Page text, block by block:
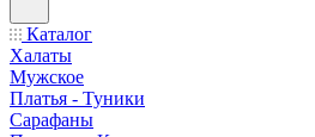
Каталог
Халаты
Мужское
Платья - Туники
Сарафаны